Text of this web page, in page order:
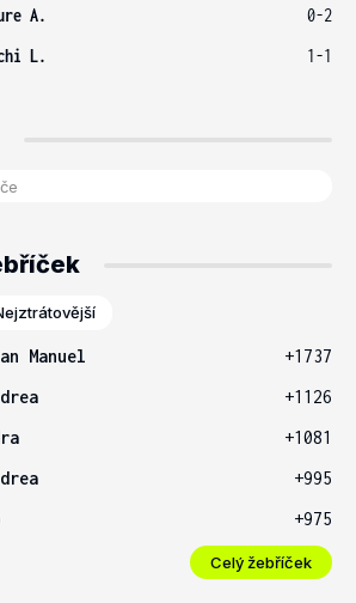
A.
0-2
L. 1-1
Manuel
+1737
+1126
+1081
+995
+975
Celý žebříček